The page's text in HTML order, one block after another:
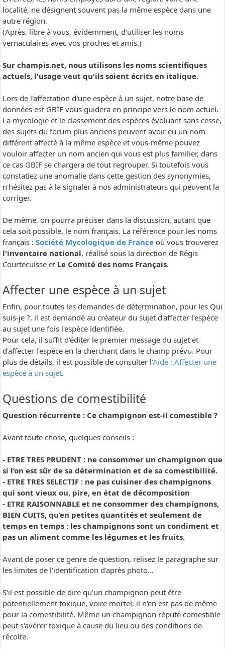
localité, ne désignent souvent pas la même espèce dans une
autre région.
(Après, libre à vous, évidemment, d'utiliser les noms
vernaculaires avec vos proches et amis.)
Sur champis.net, nous utilisons les noms scientifiques
actuels, l'usage veut qu'ils soient écrits en italique.
Lors de l'affectation d'une espèce à un sujet, notre base de
données est GBIF vous guidera en principe vers le nom actuel.
La mycologie et le classement des espèces évoluant sans cesse,
des sujets du forum plus anciens peuvent avoir eu un nom
différent affecté à la même espèce et vous-même pouvez
vouloir affecter un nom ancien qui vous est plus familier, dans
ce cas GBIF se chargera de tout regrouper. Si toutefois vous
constatiez une anomalie dans cette gestion des synonymies,
n'hésitez pas à la signaler à nos administrateurs qui peuvent la
corriger.
De même, on pourra préciser dans la discussion, autant que
cela soit possible, le nom français. La référence pour les noms
français : Société Mycologique de France où vous trouverez
l'inventaire national, réalisé sous la direction de Régis
Courtecuisse et Le Comité des noms Français.
Affecter une espèce à un sujet
Enfin, pour toutes les demandes de détermination, pour les Qui
suis-je ?, il est demandé au créateur du sujet d'affecter l'espèce
au sujet une fois l'espèce identifiée.
Pour cela, il suffit d'éditer le premier message du sujet et
d'affecter l'espèce en la cherchant dans le champ prévu. Pour
plus de détails, il est possible de consulter l'Aide : Affecter une
espèce à un sujet.
Questions de comestibilité
Question récurrente : Ce champignon est-il comestible ?
Avant toute chose, quelques conseils :
- ETRE TRES PRUDENT : ne consommer un champignon que
si l’on est sûr de sa détermination et de sa comestibilité.
- ETRE TRES SELECTIF : ne pas cuisiner des champignons
qui sont vieux ou, pire, en état de décomposition
- ETRE RAISONNABLE et ne consommer des champignons,
BIEN CUITS, qu’en petites quantités et seulement de
temps en temps : les champignons sont un condiment et
pas un aliment comme les légumes et les fruits.
Avant de poser ce genre de question, relisez le paragraphe sur
les limites de l'identification d'après photo...
S'il est possible de dire qu'un champignon peut être
potentiellement toxique, voire mortel, il n'en est pas de même
pour la comestibilité. Même un champignon réputé comestible
peut s'avérer toxique à cause du lieu ou des conditions de
récolte.